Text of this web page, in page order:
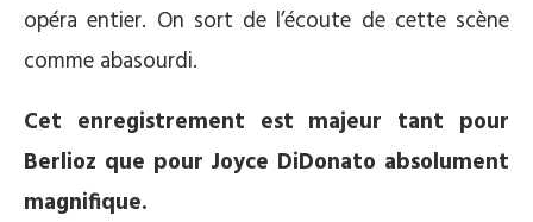
opéra entier. On sort de l’écoute de cette scène
comme abasourdi.
Cet enregistrement est majeur tant pour
Berlioz que pour Joyce DiDonato absolument
magnifique.